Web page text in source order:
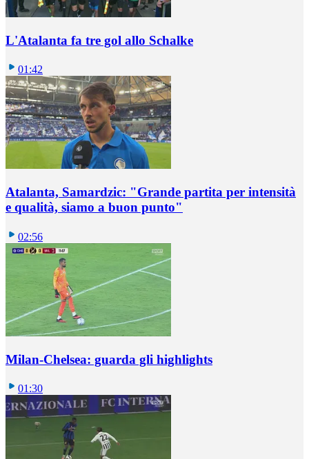
L'Atalanta fa tre gol allo Schalke
01:42
Atalanta, Samardzic: "Grande partita per intensità
e qualità, siamo a buon punto"
02:56
Milan-Chelsea: guarda gli highlights
01:30